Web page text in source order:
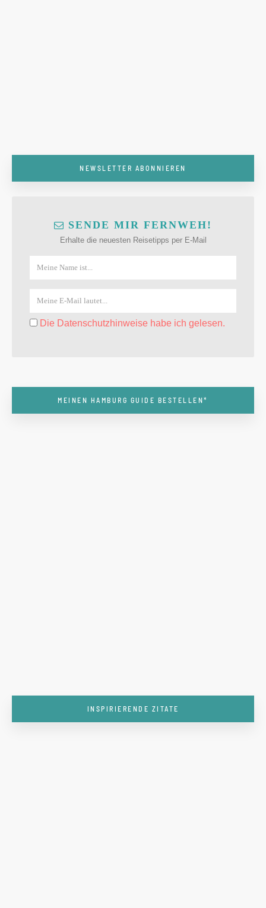
NEWSLETTER ABONNIEREN
SENDE MIR FERNWEH!
Erhalte die neuesten Reisetipps per E-Mail
Die Datenschutzhinweise habe ich gelesen.
MEINEN HAMBURG GUIDE BESTELLEN*
INSPIRIERENDE ZITATE